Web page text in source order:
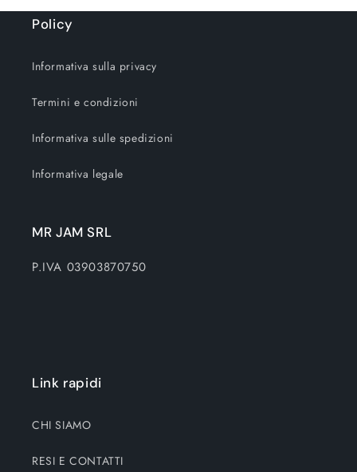
Policy
Informativa sulla privacy
Termini e condizioni
Informativa sulle spedizioni
Informativa legale
MR JAM SRL
P.IVA 03903870750
Link rapidi
CHI SIAMO
RESI E CONTATTI